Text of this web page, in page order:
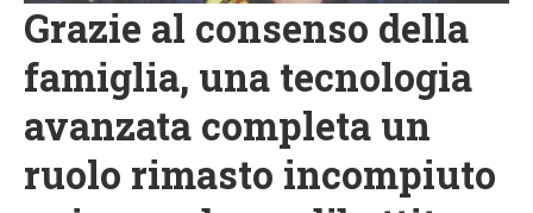
Grazie al consenso della
famiglia, una tecnologia
avanzata completa un
ruolo rimasto incompiuto